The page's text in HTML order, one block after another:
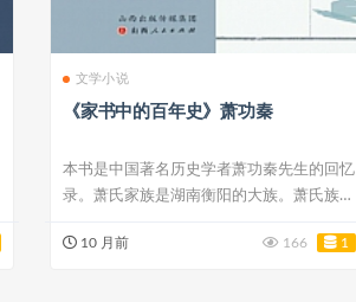
文学小说
《家书中的百年史》萧功秦
本书是中国著名历史学者萧功秦先生的回忆
录。萧氏家族是湖南衡阳的大族。萧氏族人
10 月前 166 1